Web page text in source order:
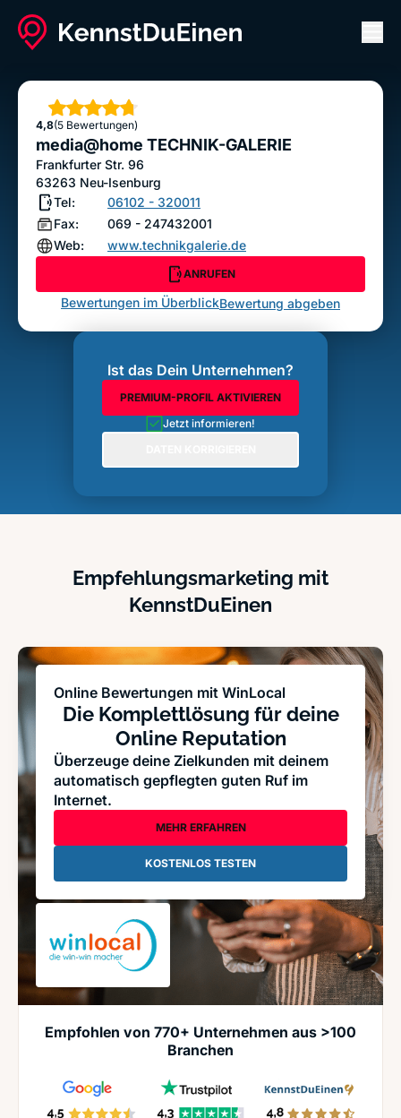
media@home TECHNIK-GALERIE
4,8
Sterne
(5 Bewertungen)
media@home TECHNIK-GALERIE
Frankfurter Str. 96
63263 Neu-Isenburg
Tel:
06102 - 320011
Fax:
069 - 247432001
Web:
www.technikgalerie.de
ANRUFEN
Bewertungen im ÜberblickBewertung abgeben
Ist das Dein Unternehmen?
PREMIUM-PROFIL AKTIVIEREN
Jetzt informieren!
Empfehlungsmarketing mit
KennstDuEinen
Online Bewertungen mit WinLocal
Die Komplettlösung für deine
Online Reputation
Überzeuge deine Zielkunden mit deinem
automatisch gepflegten guten Ruf im
Internet.
MEHR ERFAHREN
KOSTENLOS TESTEN
Empfohlen von 770+ Unternehmen aus >100
Branchen